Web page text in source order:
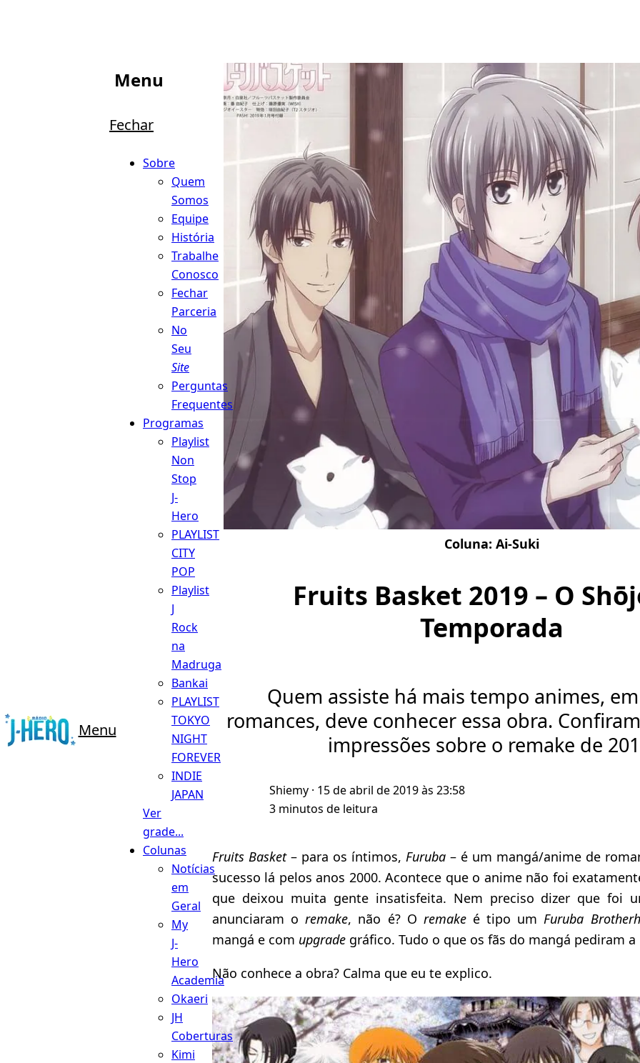
Menu
Menu
Fechar
Sobre
Quem
Somos
Equipe
História
Trabalhe
Conosco
Fechar
Parceria
No
Seu
Site
Perguntas
Frequentes
Programas
Playlist
Non
Stop
J-
Hero
PLAYLIST
CITY
POP
Playlist
J
Rock
na
Madruga
Bankai
PLAYLIST
TOKYO
NIGHT
FOREVER
INDIE
JAPAN
Ver
grade...
Colunas
Notícias
em
Geral
My
J-
Hero
Academia
Okaeri
JH
Coberturas
Kimi
Coluna: Ai-Suki
Fruits Basket 2019 – O
Temporada
Quem assiste há mais tempo animes,
romances, deve conhecer essa obra.
impressões sobre o remake de
Shiemy · 15 de abril de 2019 às 23:58
3 minutos de leitura
Fruits Basket– para os íntimos, Furuba – é um mangá/anime de
sucesso lá pelos anos 2000. Acontece que o anime não foi
que deixou muita gente insatisfeita. Nem preciso dizer que foi
anunciaram oremake, não é? O remakeé tipo umFuruba
mangá e com upgrade gráfico. Tudo o que os fãs do mangá pediram a
Não conhece a obra? Calma que eu te explico.